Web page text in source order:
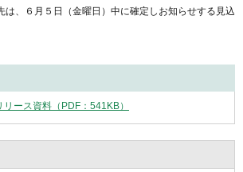
は、６月５日（金曜日）中に確定しお知らせする見込
リース資料（PDF：541KB）